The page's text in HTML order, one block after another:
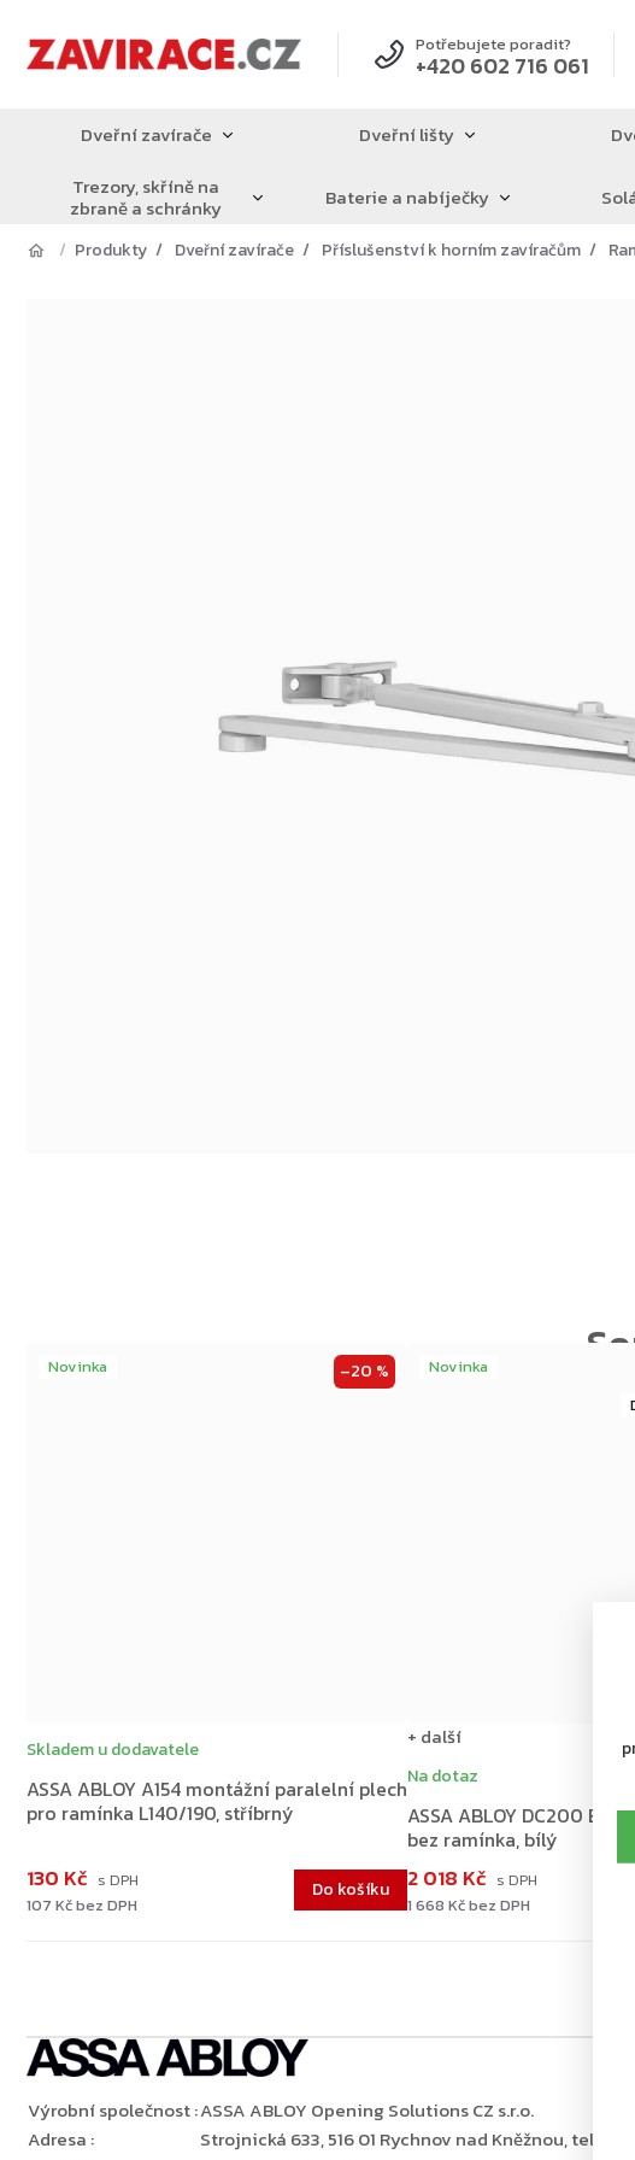
obsah
Potřebujete poradit?
+420 602 716 061
Dveřní zavírače Dveřní lišty
Trezory, skříně na
zbraně a schránky Baterie a nabíječky
Produkty Dveřní zavírače Příslušenství k horním zavíračům
Novinka –20 %
ASSA ABLOY A154 montážní paralelní plech
pro ramínka L140/190, stříbrný
Skladem u dodavatele
107 Kč bez DPH
130 Kč Do košíku
Novinka
ASSA ABLOY DC200 EN
bez ramínka, bílý
Na dotaz
1 668 Kč bez DPH
2 018 Kč
+ další
Výrobní společnost:ASSA ABLOY Opening Solutions CZ s.r.o.
Adresa :
Strojnická 633, 516 01 Rychnov nad Kněžnou, tel.: